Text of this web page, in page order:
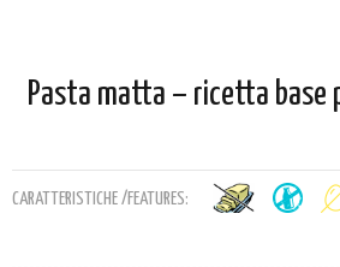
Pasta matta – ricetta
CARATTERISTICHE /FEATURES: